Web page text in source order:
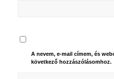
A nevem, e-mail címem, és
következő hozzászólásomhoz.